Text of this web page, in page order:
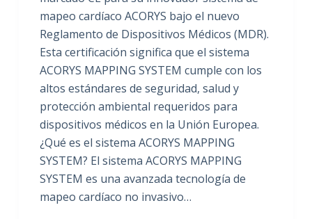
mapeo cardíaco ACORYS bajo el nuevo
Reglamento de Dispositivos Médicos (MDR).
Esta certificación significa que el sistema
ACORYS MAPPING SYSTEM cumple con los
altos estándares de seguridad, salud y
protección ambiental requeridos para
dispositivos médicos en la Unión Europea.
¿Qué es el sistema ACORYS MAPPING
SYSTEM? El sistema ACORYS MAPPING
SYSTEM es una avanzada tecnología de
mapeo cardíaco no invasivo…